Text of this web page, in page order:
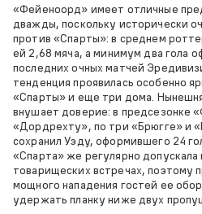
«Фейеноорд» имеет отличные
дважды, поскольку исторически
против «Спарты»: в среднем
ей 2,68 мяча, а минимум два гола
последних очных матчей
тенденция проявилась особенно
«Спарты» и еще три дома.
внушает доверие: в предсезонке
«Дордрехту», по три «Брюгге» и
сохранил Уэду, оформившего 24
«Спарта» же регулярно
товарищеских встречах, поэтому
мощного нападения гостей ее
удержать планку ниже двух